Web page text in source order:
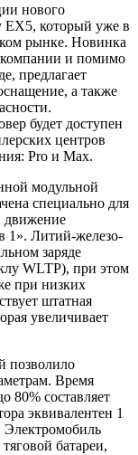
нового
EX5, который уже в
рынке. Новинка
и помимо
предлагает
а также
будет доступен
центров
Pro и Max.
модульной
специально для
движение
1». Литий-железо-
заряде
WLTP), при этом
при низких
штатная
увеличивает
позволило
Время
80% составляет
эквивалентен 1
Электромобиль
батареи,